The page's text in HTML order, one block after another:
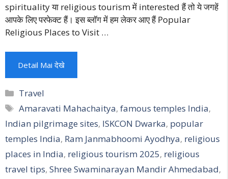
spirituality या religious tourism में interested हैं तो ये जगहें
आपके लिए परफेक्ट हैं। इस ब्लॉग में हम लेकर आए हैं Popular
Religious Places to Visit …
Detail Mai देखे
Categories
Travel
Tags
Amaravati Mahachaitya,famous temples India,
Indian pilgrimage sites, ISKCON Dwarka, popular
temples India, Ram Janmabhoomi Ayodhya, religious
places in India, religious tourism 2025, religious
travel tips, Shree Swaminarayan Mandir Ahmedabad,